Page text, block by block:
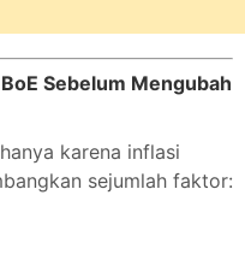
Sebelum Mengubah
karena inflasi
sejumlah faktor: